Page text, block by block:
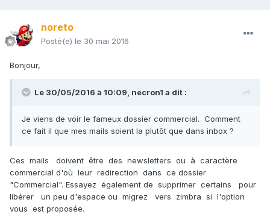
noreto
Posté(e) le 30 mai 2016
Bonjour,
Le 30/05/2016 à 10:09, necron1 a dit :
Je viens de voir le fameux dossier commercial. Comment
ce fait il que mes mails soient la plutôt que dans inbox ?
Ces mails doivent être des newsletters ou à caractère
commercial d'où leur redirection dans ce dossier
"Commercial". Essayez également de supprimer certains pour
libérer un peu d'espace ou migrez vers zimbra si l'option
vous est proposée.